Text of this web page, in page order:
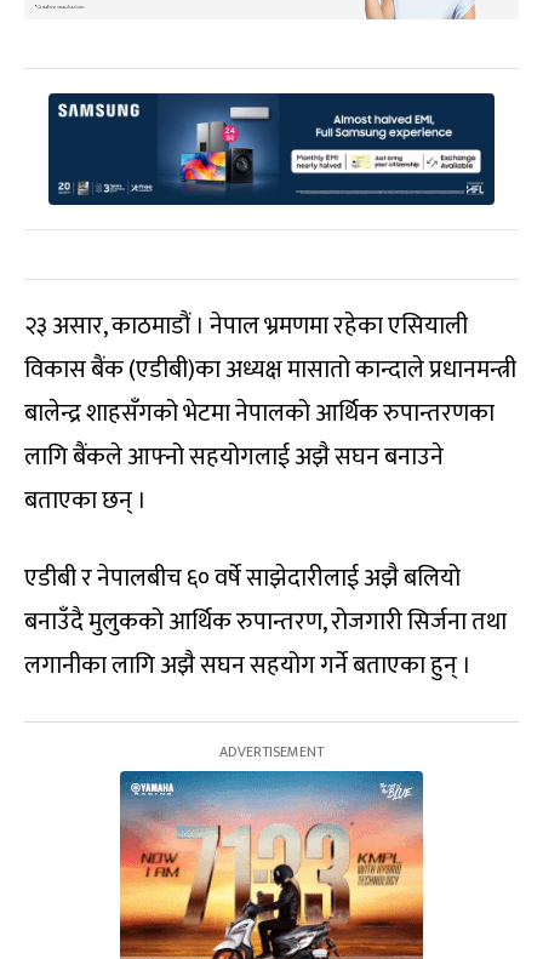
२३ असार, काठमाडौं । नेपाल भ्रमणमा रहेका एसियाली
विकास बैंक (एडीबी)का अध्यक्ष मासातो कान्दाले प्रधानमन्त्री
बालेन्द्र शाहसँगको भेटमा नेपालको आर्थिक रुपान्तरणका
लागि बैंकले आफ्नो सहयोगलाई अझै सघन बनाउने
बताएका छन् ।
एडीबी र नेपालबीच ६० वर्षे साझेदारीलाई अझै बलियो
बनाउँदै मुलुकको आर्थिक रुपान्तरण, रोजगारी सिर्जना तथा
लगानीका लागि अझै सघन सहयोग गर्ने बताएका हुन् ।